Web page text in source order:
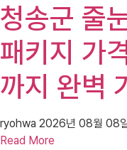
청송군 줄
패키지 가
까지 완벽
ryohwa 2026년 08월 08
Read More